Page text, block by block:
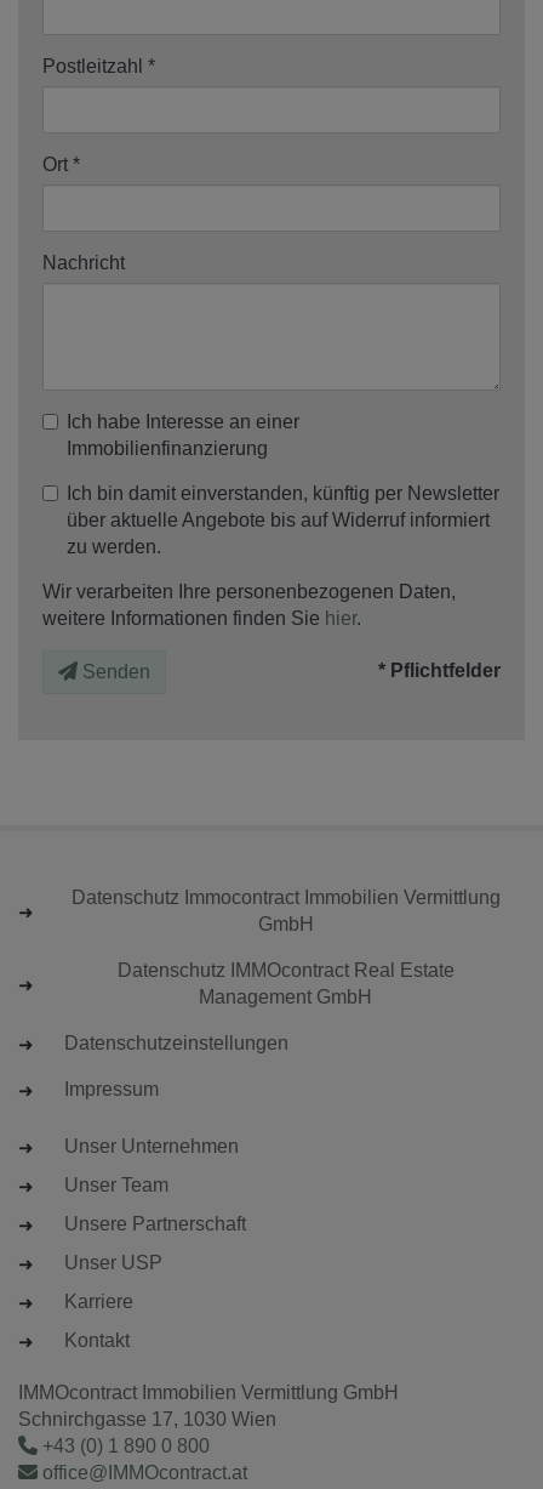
Postleitzahl
Ort
Nachricht
Ich habe Interesse an einer
Immobilienfinanzierung
Ich bin damit einverstanden, künftig per Newsletter
über aktuelle Angebote bis auf Widerruf informiert
zu werden.
Wir verarbeiten Ihre personenbezogenen Daten,
weitere Informationen finden Sie hier.
Senden * Pflichtfelder
Datenschutz Immocontract Immobilien Vermittlung
GmbH
Datenschutz IMMOcontract Real Estate
Management GmbH
Datenschutzeinstellungen
Impressum
Unser Unternehmen
Unser Team
Unsere Partnerschaft
Unser USP
Karriere
Kontakt
IMMOcontract Immobilien Vermittlung GmbH
Schnirchgasse 17, 1030 Wien
+43 (0) 1 890 0 800
office@IMMOcontract.at